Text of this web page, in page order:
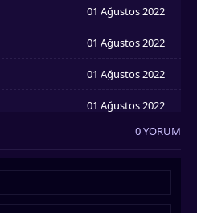
01 Ağustos 2022
01 Ağustos 2022
01 Ağustos 2022
01 Ağustos 2022
01 Ağustos 2022
0 YORUM